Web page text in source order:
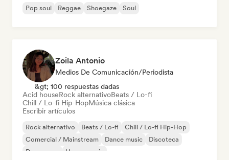
Pop soul
Reggae Shoegaze Soul
Zoila Antonio
Medios De Comunicación/Periodista
&gt; 100 respuestas dadas
Acid houseRock alternativoBeats / Lo-fi
Chill / Lo-fi Hip-HopMúsica clásica
Escribir artículos
Rock alternativo Beats / Lo-fi
Chill / Lo-fi Hip-Hop
Comercial / Mainstream
Dance music
Discoteca
Dream pop
House music